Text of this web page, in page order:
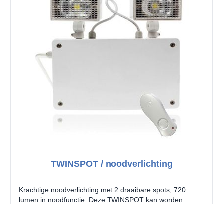
TWINSPOT / noodverlichting
Krachtige noodverlichting met 2 draaibare spots, 720
lumen in noodfunctie. Deze TWINSPOT kan worden